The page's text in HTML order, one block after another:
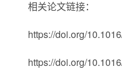
相关论文链接：
https://doi.org/
https://doi.org/